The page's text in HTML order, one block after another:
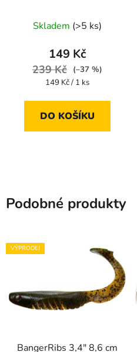
Skladem (>5 ks)
149 Kč
239 Kč
(–37 %)
Měrná
149 Kč / 1 ks
DO KOŠÍKU
Podobné produkty
VÝPRODEJ
BangerRibs 3,4" 8,6 cm